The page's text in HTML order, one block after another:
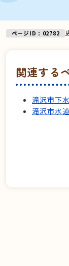
ページID：02782
関連する
滝沢市下
滝沢市水